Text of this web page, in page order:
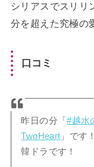
シリアスでスリリ
分を超えた究極の
口コミ
昨日の分「#越水
TwoHeart 」です！
韓ドラです！